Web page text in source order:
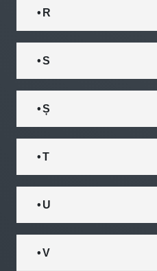
• R
• S
• Ș
• T
• U
• V